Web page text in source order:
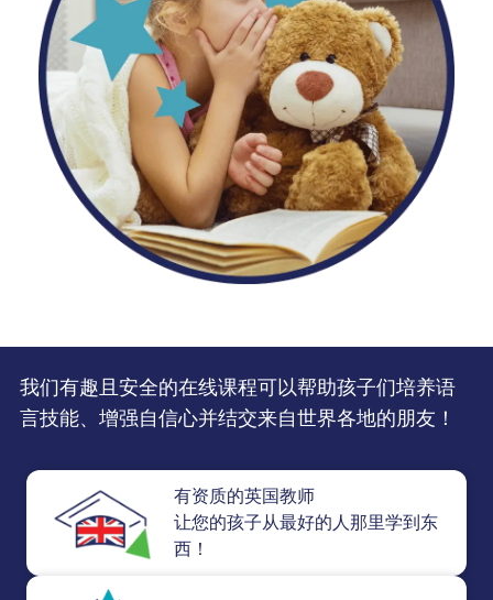
我们有趣且安全的在线课程可以帮助孩子们培养语
言技能、增强自信心并结交来自世界各地的朋友！
有资质的英国教师
让您的孩子从最好的人那里学到东
西！